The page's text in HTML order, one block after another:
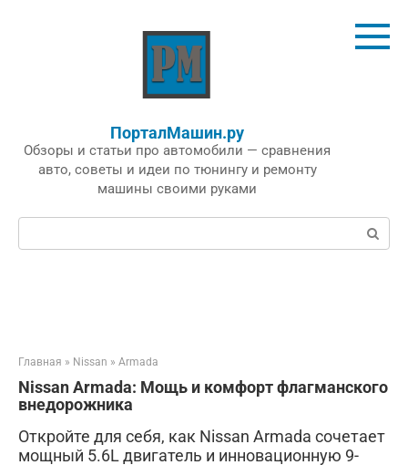
ПорталМашин.ру
Обзоры и статьи про автомобили — сравнения
авто, советы и идеи по тюнингу и ремонту
машины своими руками
Поиск:
Главная » Nissan » Armada
Nissan Armada: Мощь и комфорт флагманского
внедорожника
Откройте для себя, как Nissan Armada сочетает
мощный 5.6L двигатель и инновационную 9-